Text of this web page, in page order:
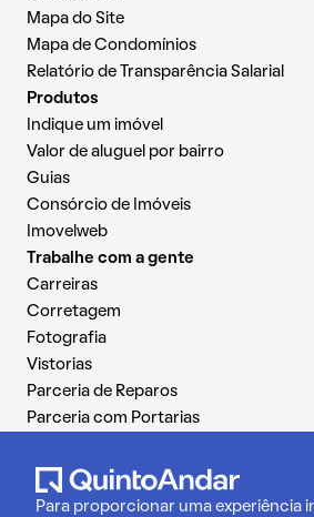
Mapa do Site
Mapa de Condomínios
Relatório de Transparência Salarial
Produtos
Indique um imóvel
Valor de aluguel por bairro
Guias
Consórcio de Imóveis
Imovelweb
Trabalhe com a gente
Carreiras
Corretagem
Fotografia
Vistorias
Parceria de Reparos
Parceria com Portarias
Para proporcionar uma experiência